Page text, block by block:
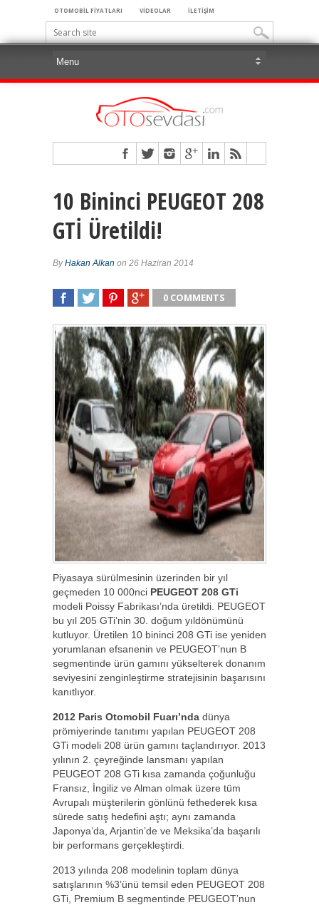
OTOMOBİL FİYATLARI VİDEOLAR İLETİŞİM
10 Bininci PEUGEOT 208
GTİ Üretildi!
ByHakan Alkan on 26 Haziran 2014
0 COMMENTS
Piyasaya sürülmesinin üzerinden bir yıl
geçmeden 10 000nci PEUGEOT 208 GTi
modeli Poissy Fabrikası’nda üretildi. PEUGEOT
bu yıl 205 GTi’nin 30. doğum yıldönümünü
kutluyor. Üretilen 10 bininci 208 GTi ise yeniden
yorumlanan efsanenin ve PEUGEOT’nun B
segmentinde ürün gamını yükselterek donanım
seviyesini zenginleştirme stratejisinin başarısını
kanıtlıyor.
2012 Paris Otomobil Fuarı’nda dünya
prömiyerinde tanıtımı yapılan PEUGEOT 208
GTi modeli 208 ürün gamını taçlandırıyor. 2013
yılının 2. çeyreğinde lansmanı yapılan
PEUGEOT 208 GTi kısa zamanda çoğunluğu
Fransız, İngiliz ve Alman olmak üzere tüm
Avrupalı müşterilerin gönlünü fethederek kısa
sürede satış hedefini aştı; aynı zamanda
Japonya’da, Arjantin’de ve Meksika’da başarılı
bir performans gerçekleştirdi.
2013 yılında 208 modelinin toplam dünya
satışlarının %3’ünü temsil eden PEUGEOT 208
GTi, Premium B segmentinde PEUGEOT’nun